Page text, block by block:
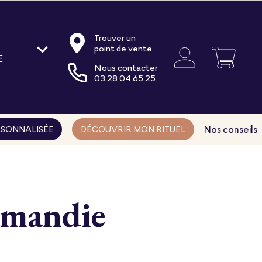
Trouver un
point de vente
Nous contacter
03 28 04 65 25
Nos conseils
DÉCOUVRIR MON RITUEL